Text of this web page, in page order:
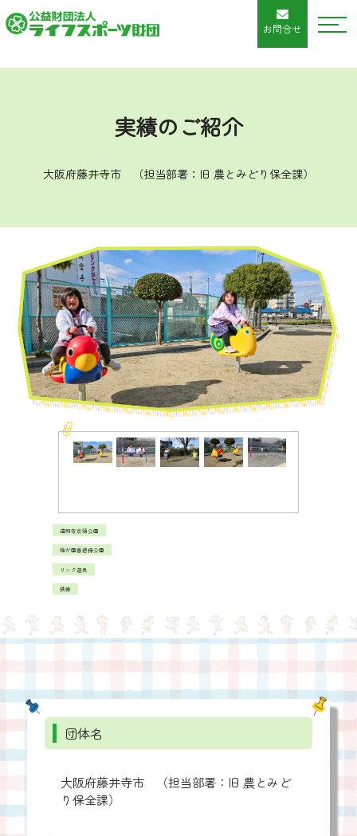
お問合せ
実績のご紹介
大阪府藤井寺市 （担当部署：旧 農とみどり保全課）
道明寺京樋公園
梅が園善徳保公園
リンク遊具
鉄棒
団体名
大阪府藤井寺市 （担当部署：旧 農とみど
り保全課）